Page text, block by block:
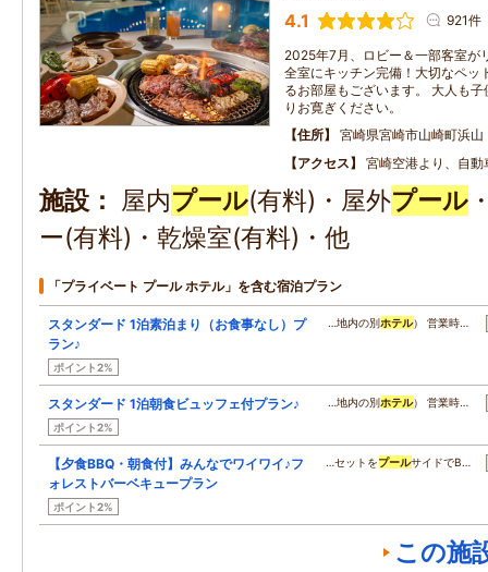
4.1 921件
2025年7月、ロビー＆一部客室が
全室にキッチン完備！大切なペッ
るお部屋もございます。 大人も
りお寛ぎください。
住所
宮崎県宮崎市山崎町浜山
アクセス
宮崎空港より、自
施設 屋内プール(有料)・屋外プール
ー(有料)・乾燥室(有料)・他
「プライベート プール ホテル」を含む宿泊プラン
スタンダード 1泊素泊まり（お食事なし）プ
ラン♪
ポイント2%
…地内の別 ホテル） 営業時…
スタンダード 1泊朝食ビュッフェ付プラン♪
ポイント2%
…地内の別 ホテル） 営業時…
【夕食BBQ・朝食付】みんなでワイワイ♪フ
ォレストバーベキュープラン
ポイント2%
…セットをプールサイドでB…
この施